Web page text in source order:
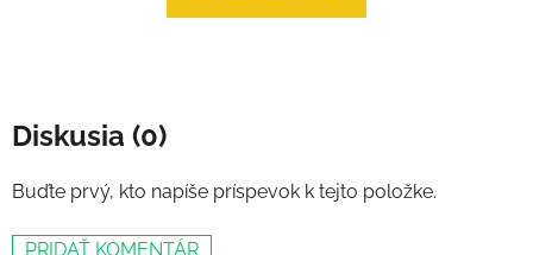
Diskusia (0)
Buďte prvý, kto napíše príspevok k tejto položke.
PRIDAŤ KOMENTÁR